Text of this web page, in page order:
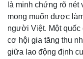
là minh chứng rõ
mong muốn được
người Việt. Một quốc
cơ hội gia tăng thu
giữa lao động định